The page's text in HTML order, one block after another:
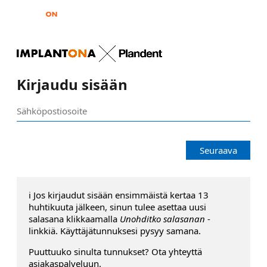
Kirjaudu sisään
Seuraava
ℹ️ Jos kirjaudut sisään ensimmäistä kertaa 13
huhtikuuta jälkeen, sinun tulee asettaa uusi
salasana klikkaamalla Unohditko salasanan -
linkkiä. Käyttäjätunnuksesi pysyy samana.
Puuttuuko sinulta tunnukset? Ota yhteyttä
asiakaspalveluun.